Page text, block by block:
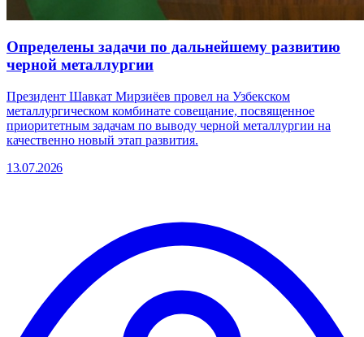
Определены задачи по дальнейшему развитию
черной металлургии
Президент Шавкат Мирзиёев провел на Узбекском
металлургическом комбинате совещание, посвященное
приоритетным задачам по выводу черной металлургии на
качественно новый этап развития.
13.07.2026